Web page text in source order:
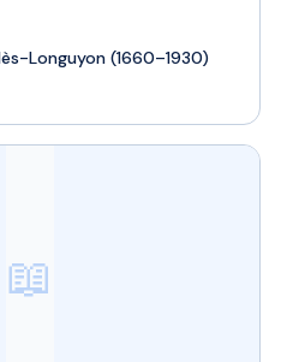
Longuyon (1660–1930)
📖